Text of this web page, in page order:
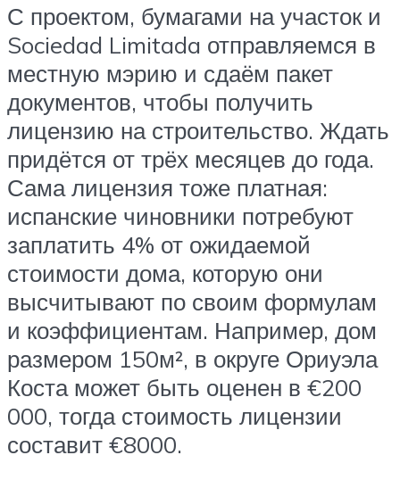
С проектом, бумагами на участок и
Sociedad Limitada отправляемся в
местную мэрию и сдаём пакет
документов, чтобы получить
лицензию на строительство. Ждать
придётся от трёх месяцев до года.
Сама лицензия тоже платная:
испанские чиновники потребуют
заплатить 4% от ожидаемой
стоимости дома, которую они
высчитывают по своим формулам
и коэффициентам. Например, дом
размером 150м², в округе Ориуэла
Коста может быть оценен в €200
000, тогда стоимость лицензии
составит €8000.